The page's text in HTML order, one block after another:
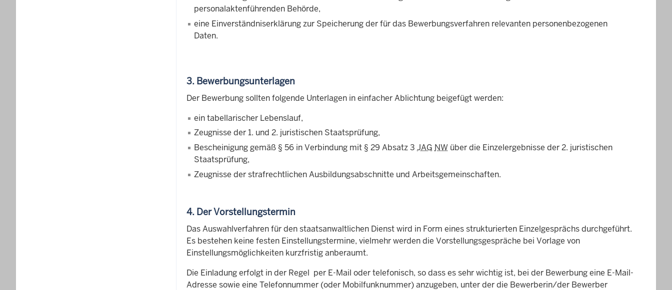
personalaktenführenden Behörde,
eine Einverständniserklärung zur Speicherung der für das Bewerbungsverfahren relevanten personenbezogenen
Daten.
3. Bewerbungsunterlagen
Der Bewerbung sollten folgende Unterlagen in einfacher Ablichtung beigefügt werden:
ein tabellarischer Lebenslauf,
Zeugnisse der 1. und 2. juristischen Staatsprüfung,
Bescheinigung gemäß § 56 in Verbindung mit § 29 Absatz 3 JAG NW über die Einzelergebnisse der 2. juristischen
Staatsprüfung,
Zeugnisse der strafrechtlichen Ausbildungsabschnitte und Arbeitsgemeinschaften.
4. Der Vorstellungstermin
Das Auswahlverfahren für den staatsanwaltlichen Dienst wird in Form eines strukturierten Einzelgesprächs durchgeführt.
Es bestehen keine festen Einstellungstermine, vielmehr werden die Vorstellungsgespräche bei Vorlage von
Einstellungsmöglichkeiten kurzfristig anberaumt.
Die Einladung erfolgt in der Regel per E-Mail oder telefonisch, so dass es sehr wichtig ist, bei der Bewerbung eine E-Mail-
Adresse sowie eine Telefonnummer (oder Mobilfunknummer) anzugeben, unter der die Bewerberin/der Bewerber